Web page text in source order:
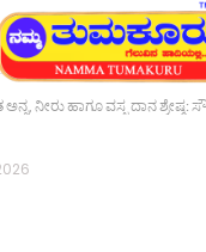
ನೀರು ಹಾಗೂ ವಸ್ತ್ರ ದಾನ